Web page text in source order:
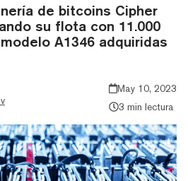
de bitcoins Cipher
su flota con 11.000
A1346 adquiridas
May 10, 2023
3 min lectura